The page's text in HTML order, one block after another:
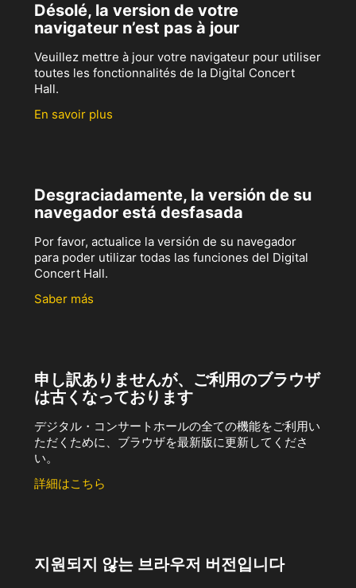
Désolé, la version de votre
navigateur n’est pas à jour
Veuillez mettre à jour votre navigateur pour utiliser
toutes les fonctionnalités de la Digital Concert
Hall.
En savoir plus
Desgraciadamente, la versión de su
navegador está desfasada
Por favor, actualice la versión de su navegador
para poder utilizar todas las funciones del Digital
Concert Hall.
Saber más
申し訳ありませんが、ご利用のブラウザ
は古くなっております
デジタル・コンサートホールの全ての機能をご利用い
ただくために、ブラウザを最新版に更新してくださ
い。
詳細はこちら
지원되지 않는 브라우저 버전입니다